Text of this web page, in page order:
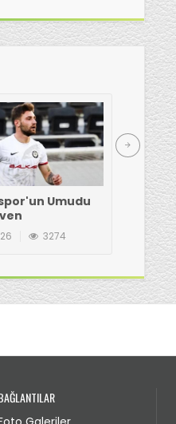
Umudu
3274
mı?